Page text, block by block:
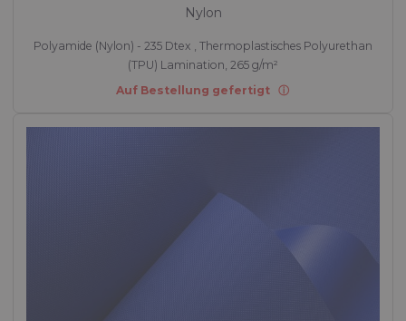
Nylon
Polyamide (Nylon) - 235 Dtex , Thermoplastisches Polyurethan
(TPU) Lamination, 265 g/m²
Auf Bestellung gefertigt